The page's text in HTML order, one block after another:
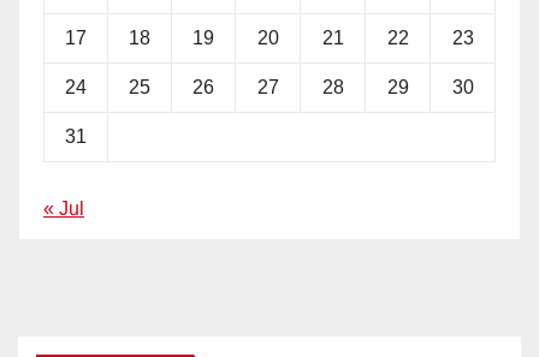
17 18 19 20 21 22 23
24 25 26 27 28 29 30
31
« Jul